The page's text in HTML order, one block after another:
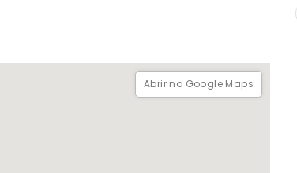
Abrir no Google Maps